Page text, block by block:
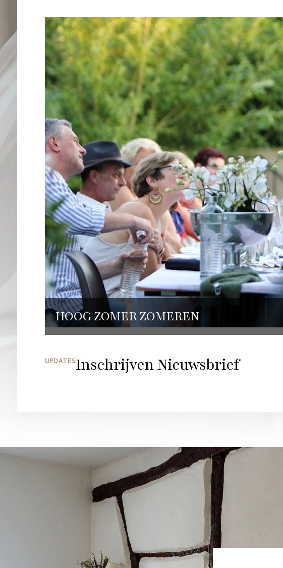
HOOG ZOMER ZOMEREN
UPDATESInschrijven Nieuwsbrief